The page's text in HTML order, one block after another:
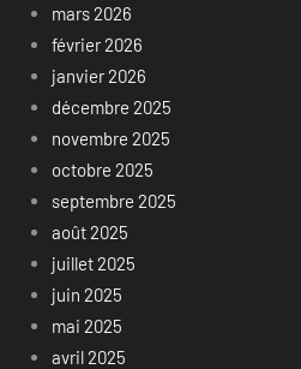
mars 2026
février 2026
janvier 2026
décembre 2025
novembre 2025
octobre 2025
septembre 2025
août 2025
juillet 2025
juin 2025
mai 2025
avril 2025